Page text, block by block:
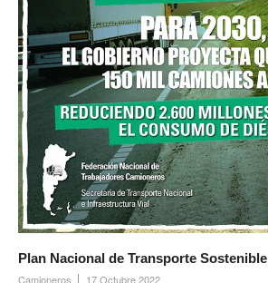
Plan Nacional de Transporte Sostenible
Camioneros 17 Octubre 2022